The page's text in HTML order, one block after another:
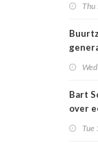
Thu
Bart
over
Tue